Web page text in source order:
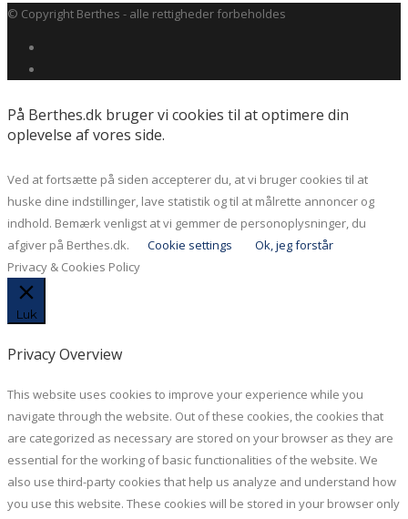
© Copyright Berthes - alle rettigheder forbeholdes
På Berthes.dk bruger vi cookies til at optimere din
oplevelse af vores side.
Ved at fortsætte på siden accepterer du, at vi bruger cookies til at
huske dine indstillinger, lave statistik og til at målrette annoncer og
indhold. Bemærk venligst at vi gemmer de personoplysninger, du
afgiver på Berthes.dk.
Cookie settings
Ok, jeg forstår
Privacy & Cookies Policy
Luk
Privacy Overview
This website uses cookies to improve your experience while you
navigate through the website. Out of these cookies, the cookies that
are categorized as necessary are stored on your browser as they are
essential for the working of basic functionalities of the website. We
also use third-party cookies that help us analyze and understand how
you use this website. These cookies will be stored in your browser only